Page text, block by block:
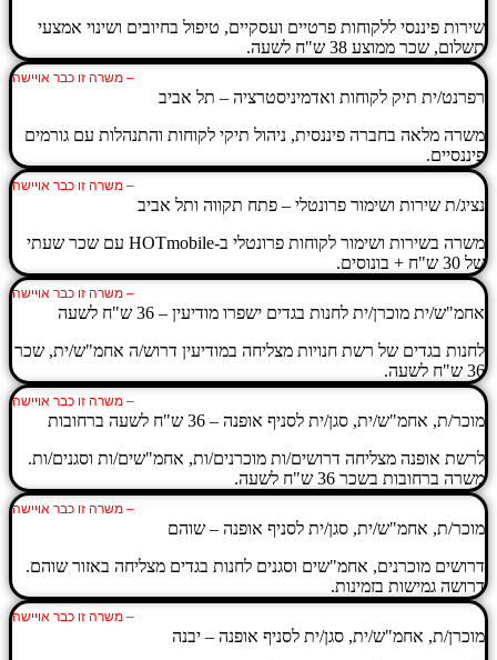
שירות פיננסי ללקוחות פרטיים ועסקיים, טיפול בחיובים ושינוי אמצעי
תשלום, שכר ממוצע 38 ש"ח לשעה.
– משרה זו כבר אויישה
רפרנט/ית תיק לקוחות ואדמיניסטרציה – תל אביב
משרה מלאה בחברה פיננסית, ניהול תיקי לקוחות והתנהלות עם גורמים
פיננסיים.
– משרה זו כבר אויישה
נציג/ת שירות ושימור פרונטלי – פתח תקווה ותל אביב
משרה בשירות ושימור לקוחות פרונטלי ב-HOTmobile עם שכר שעתי
של 30 ש"ח + בונוסים.
– משרה זו כבר אויישה
אחמ"ש/ית מוכרן/ית לחנות בגדים ישפרו מודיעין – 36 ש"ח לשעה
לחנות בגדים של רשת חנויות מצליחה במודיעין דרוש/ה אחמ"ש/ית, שכר
36 ש"ח לשעה.
– משרה זו כבר אויישה
מוכר/ת, אחמ"ש/ית, סגן/ית לסניף אופנה – 36 ש"ח לשעה ברחובות
לרשת אופנה מצליחה דרושים/ות מוכרנים/ות, אחמ"שים/ות וסגנים/ות.
משרה ברחובות בשכר 36 ש"ח לשעה.
– משרה זו כבר אויישה
מוכר/ת, אחמ"ש/ית, סגן/ית לסניף אופנה – שוהם
דרושים מוכרנים, אחמ"שים וסגנים לחנות בגדים מצליחה באזור שוהם.
דרושה גמישות בזמינות.
– משרה זו כבר אויישה
מוכרן/ת, אחמ"ש/ית, סגן/ית לסניף אופנה – יבנה